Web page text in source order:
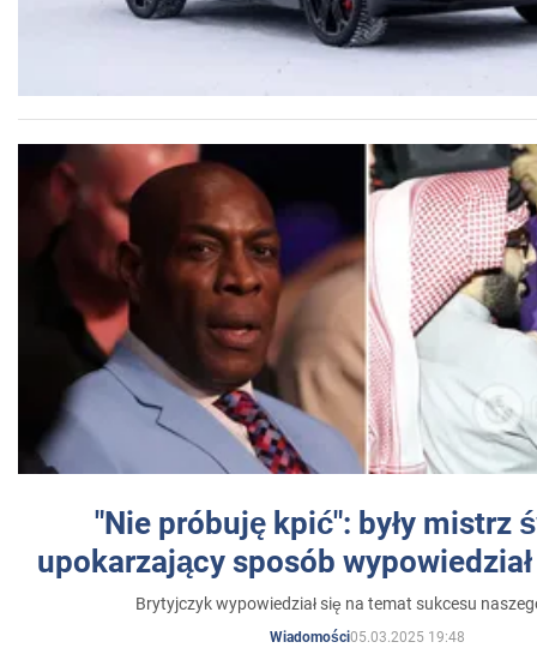
"Nie próbuję kpić": były mistrz
upokarzający sposób
Brytyjczyk wypowiedział się na temat sukcesu
Wiadomości05.03.2025 19:48